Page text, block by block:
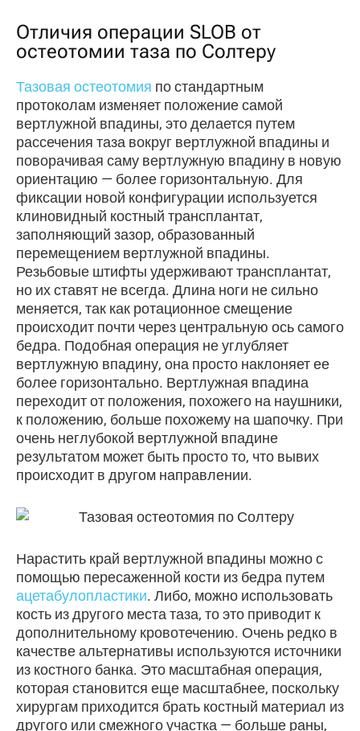
Отличия операции SLOB от
остеотомии таза по Солтеру
Тазовая остеотомия по стандартным
протоколам изменяет положение самой
вертлужной впадины, это делается путем
рассечения таза вокруг вертлужной впадины и
поворачивая саму вертлужную впадину в новую
ориентацию — более горизонтальную. Для
фиксации новой конфигурации используется
клиновидный костный трансплантат,
заполняющий зазор, образованный
перемещением вертлужной впадины.
Резьбовые штифты удерживают трансплантат,
но их ставят не всегда. Длина ноги не сильно
меняется, так как ротационное смещение
происходит почти через центральную ось самого
бедра. Подобная операция не углубляет
вертлужную впадину, она просто наклоняет ее
более горизонтально. Вертлужная впадина
переходит от положения, похожего на наушники,
к положению, больше похожему на шапочку. При
очень неглубокой вертлужной впадине
результатом может быть просто то, что вывих
происходит в другом направлении.
Нарастить край вертлужной впадины можно с
помощью пересаженной кости из бедра путем
ацетабулопластики. Либо, можно использовать
кость из другого места таза, то это приводит к
дополнительному кровотечению. Очень редко в
качестве альтернативы используются источники
из костного банка. Это масштабная операция,
которая становится еще масштабнее, поскольку
хирургам приходится брать костный материал из
другого или смежного участка — больше раны,